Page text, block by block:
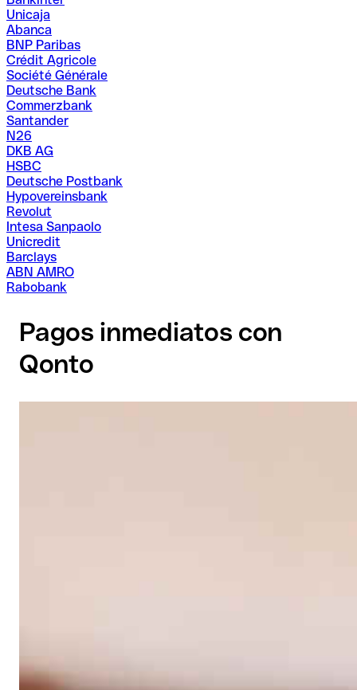
Unicaja
Abanca
BNP Paribas
Crédit Agricole
Société Générale
Deutsche Bank
Commerzbank
Santander
N26
DKB AG
HSBC
Deutsche Postbank
Hypovereinsbank
Revolut
Intesa Sanpaolo
Unicredit
Barclays
ABN AMRO
Rabobank
Pagos inmediatos con
Qonto